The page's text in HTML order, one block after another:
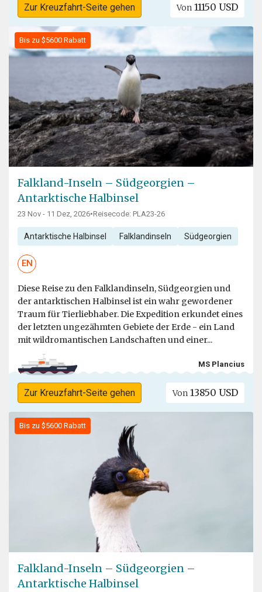
Zur Kreuzfahrt-Seite gehen Von 11150 USD
Bis zu $5600 Rabatt
Falkland-Inseln – Südgeorgien –
Antarktische Halbinsel
23 Nov - 11 Dez, 2026•Reisecode: PLA23-26
Antarktische Halbinsel Falklandinseln Südgeorgien
EN
Diese Reise zu den Falklandinseln, Südgeorgien und
der antarktischen Halbinsel ist ein wahr gewordener
Traum für Tierliebhaber. Die Expedition erkundet eines
der letzten ungezähmten Gebiete der Erde - ein Land
mit wildromantischen Landschaften und einer...
MS Plancius
Zur Kreuzfahrt-Seite gehen Von 13850 USD
Bis zu $5600 Rabatt
Falkland-Inseln – Südgeorgien –
Antarktische Halbinsel